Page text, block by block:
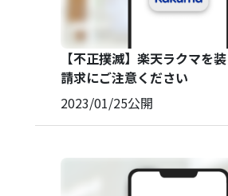
【不正撲滅】楽天ラクマを
請求にご注意ください
2023/01/25公開